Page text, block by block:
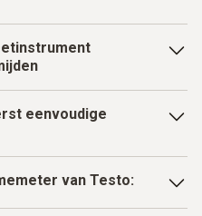
risico van lekkages. Zulke
schade zoals
door
leidingen te
eenvoudige
voor extreme
hebben we per slot van
van Testo: